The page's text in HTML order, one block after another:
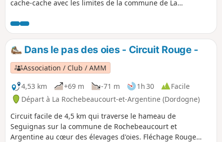
cache-cache avec les limites de la commune de La
Blanzaguet.
Dans le pas des oies - Circuit Rouge -
Association / Club / AMM
4,53 km
+69 m -71 m 1h 30
Facile
Départ à La Rochebeaucourt-et-Argentine (Dordogne)
Circuit facile de 4,5 km qui traverse le hameau de
Seguignas sur la commune de Rochebeaucourt et
Argentine au cœur des élevages d'oies. Fléchage Rouge